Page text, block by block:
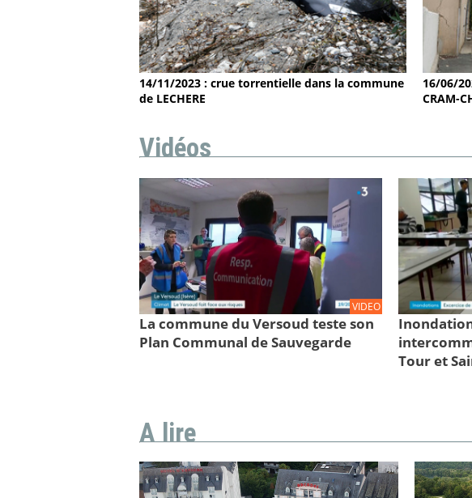
14/11/2023 : crue torrentielle dans la commune
de LECHERE
16/06/
CRAM-
Vidéos
VIDEO
La commune du Versoud teste son
Plan Communal de Sauvegarde
Tour et
A lire